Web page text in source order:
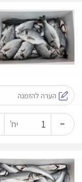
טרי
-
כמות
של
שלם(מארז
יח'